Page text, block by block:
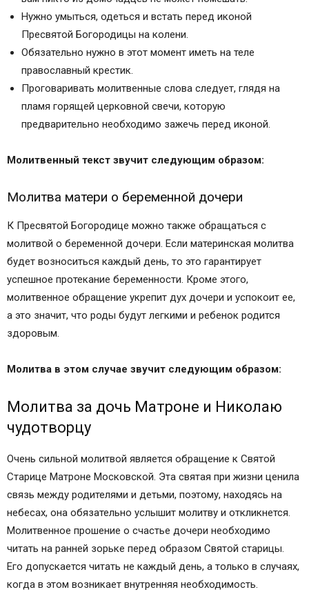
Нужно умыться, одеться и встать перед иконой
Пресвятой Богородицы на колени.
Обязательно нужно в этот момент иметь на теле
православный крестик.
Проговаривать молитвенные слова следует, глядя на
пламя горящей церковной свечи, которую
предварительно необходимо зажечь перед иконой.
Молитвенный текст звучит следующим образом:
Молитва матери о беременной дочери
К Пресвятой Богородице можно также обращаться с
молитвой о беременной дочери. Если материнская молитва
будет возноситься каждый день, то это гарантирует
успешное протекание беременности. Кроме этого,
молитвенное обращение укрепит дух дочери и успокоит ее,
а это значит, что роды будут легкими и ребенок родится
здоровым.
Молитва в этом случае звучит следующим образом:
Молитва за дочь Матроне и Николаю
чудотворцу
Очень сильной молитвой является обращение к Святой
Старице Матроне Московской. Эта святая при жизни ценила
связь между родителями и детьми, поэтому, находясь на
небесах, она обязательно услышит молитву и откликнется.
Молитвенное прошение о счастье дочери необходимо
читать на ранней зорьке перед образом Святой старицы.
Его допускается читать не каждый день, а только в случаях,
когда в этом возникает внутренняя необходимость.